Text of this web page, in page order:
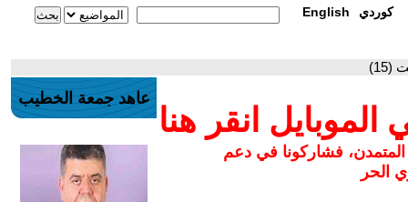
English كوردي
انقر هنا
المتمدن، فشاركونا في دعم
الحر
عاهد جمعة الخطيب